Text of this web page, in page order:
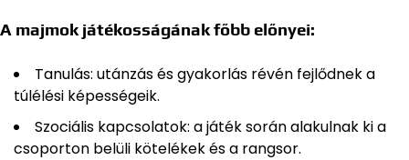
A majmok játékosságának főbb előnyei:
Tanulás: utánzás és gyakorlás révén fejlődnek a
túlélési képességeik.
Szociális kapcsolatok: a játék során alakulnak ki a
csoporton belüli kötelékek és a rangsor.